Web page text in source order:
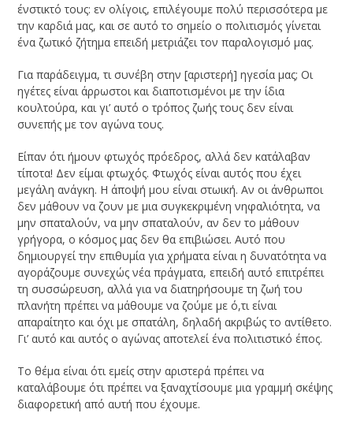
ένστικτό τους: εν ολίγοις, επιλέγουμε πολύ περισσότερα με
την καρδιά μας, και σε αυτό το σημείο ο πολιτισμός γίνεται
ένα ζωτικό ζήτημα επειδή μετριάζει τον παραλογισμό μας.
Για παράδειγμα, τι συνέβη στην [αριστερή] ηγεσία μας; Οι
ηγέτες είναι άρρωστοι και διαποτισμένοι με την ίδια
κουλτούρα, και γι’ αυτό ο τρόπος ζωής τους δεν είναι
συνεπής με τον αγώνα τους.
Είπαν ότι ήμουν φτωχός πρόεδρος, αλλά δεν κατάλαβαν
τίποτα! Δεν είμαι φτωχός. Φτωχός είναι αυτός που έχει
μεγάλη ανάγκη. Η άποψή μου είναι στωική. Αν οι άνθρωποι
δεν μάθουν να ζουν με μια συγκεκριμένη νηφαλιότητα, να
μην σπαταλούν, να μην σπαταλούν, αν δεν το μάθουν
γρήγορα, ο κόσμος μας δεν θα επιβιώσει. Αυτό που
δημιουργεί την επιθυμία για χρήματα είναι η δυνατότητα να
αγοράζουμε συνεχώς νέα πράγματα, επειδή αυτό επιτρέπει
τη συσσώρευση, αλλά για να διατηρήσουμε τη ζωή του
πλανήτη πρέπει να μάθουμε να ζούμε με ό,τι είναι
απαραίτητο και όχι με σπατάλη, δηλαδή ακριβώς το αντίθετο.
Γι’ αυτό και αυτός ο αγώνας αποτελεί ένα πολιτιστικό έπος.
Το θέμα είναι ότι εμείς στην αριστερά πρέπει να
καταλάβουμε ότι πρέπει να ξαναχτίσουμε μια γραμμή σκέψης
διαφορετική από αυτή που έχουμε.